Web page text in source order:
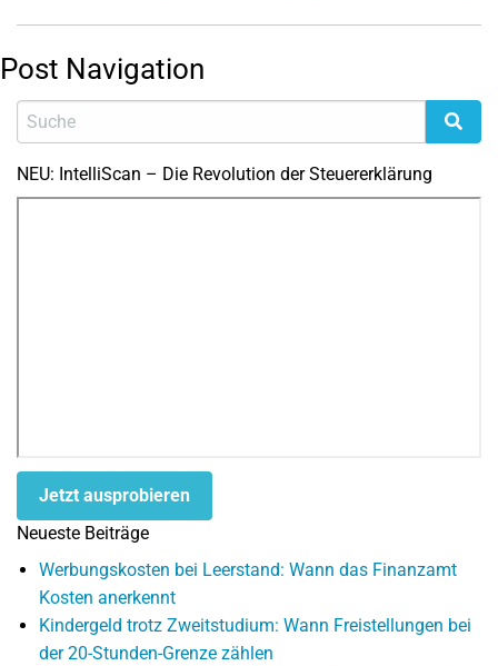
Post Navigation
NEU: IntelliScan – Die Revolution der Steuererklärung
Jetzt ausprobieren
Neueste Beiträge
Werbungskosten bei Leerstand: Wann das Finanzamt
Kosten anerkennt
Kindergeld trotz Zweitstudium: Wann Freistellungen bei
der 20-Stunden-Grenze zählen